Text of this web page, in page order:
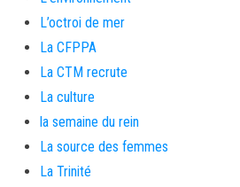
L’octroi de mer
La CFPPA
La CTM recrute
La culture
la semaine du rein
La source des femmes
La Trinité